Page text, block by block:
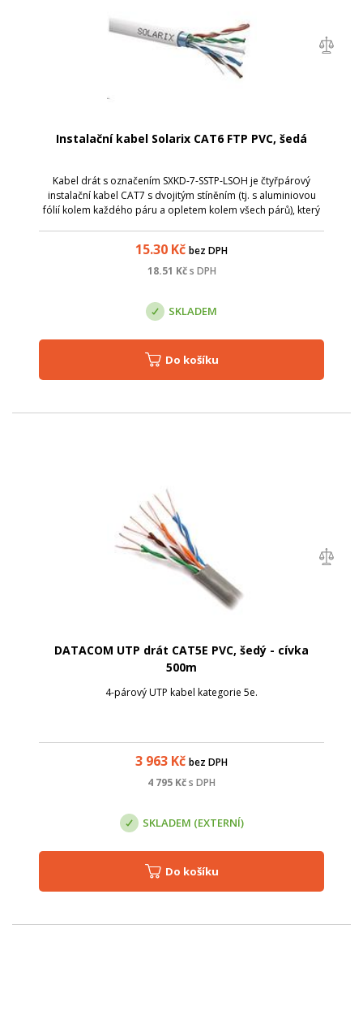
Instalační kabel Solarix CAT6 FTP PVC, šedá
Kabel drát s označením SXKD-7-SSTP-LSOH je čtyřpárový
instalační kabel CAT7 s dvojitým stíněním (tj. s aluminiovou
fólií kolem každého páru a opletem kolem všech párů), který
15.30 Kč bez DPH
18.51 Kč s DPH
SKLADEM
Do košíku
DATACOM UTP drát CAT5E PVC, šedý - cívka
500m
4-párový UTP kabel kategorie 5e.
3 963 Kč bez DPH
4 795 Kčs DPH
SKLADEM (EXTERNÍ)
Do košíku